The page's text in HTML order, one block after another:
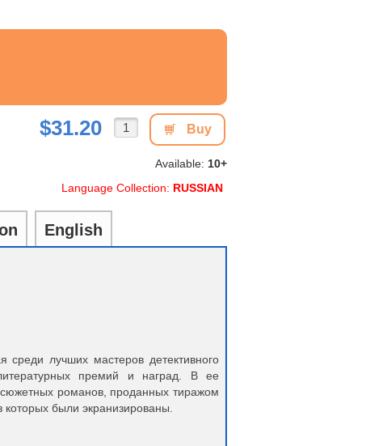
Buy
$31.20
Available: 10+
Language Collection: RUSSIAN
English
среди лучших мастеров детективного
премий и наград. В ее
романов, проданных тиражом
были экранизированы.